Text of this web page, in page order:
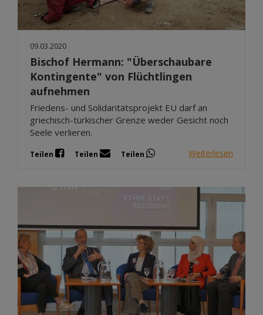
09.03.2020
Bischof Hermann: "Überschaubare
Kontingente" von Flüchtlingen
aufnehmen
Friedens- und Solidaritätsprojekt EU darf an
griechisch-türkischer Grenze weder Gesicht noch
Seele verlieren.
Teilen Teilen Teilen Weiterlesen